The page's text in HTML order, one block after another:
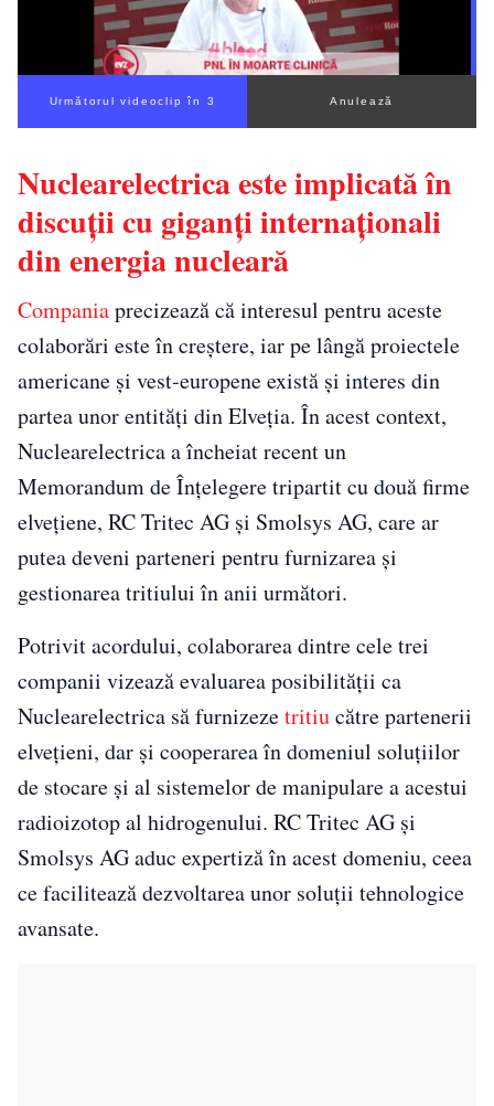
Următorul videoclip în 2 Anulează
Nuclearelectrica este implicată în
discuții cu giganți internaționali
din energia nucleară
Companiaprecizează că interesul pentru aceste
colaborări este în creștere, iar pe lângă proiectele
americane și vest-europene există și interes din
partea unor entități din Elveția. În acest context,
Nuclearelectrica a încheiat recent un
Memorandum de Înțelegere tripartit cu două firme
elvețiene, RC Tritec AG și Smolsys AG, care ar
putea deveni parteneri pentru furnizarea și
gestionarea tritiului în anii următori.
Potrivit acordului, colaborarea dintre cele trei
companii vizează evaluarea posibilității ca
Nuclearelectrica să furnizezetritiucătre partenerii
elvețieni, dar și cooperarea în domeniul soluțiilor
de stocare și al sistemelor de manipulare a acestui
radioizotop al hidrogenului. RC Tritec AG și
Smolsys AG aduc expertiză în acest domeniu, ceea
ce facilitează dezvoltarea unor soluții tehnologice
avansate.